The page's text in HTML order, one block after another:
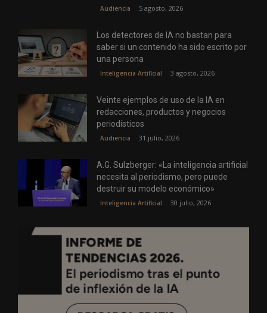
Audiencia 5 agosto, 2026
Los detectores de IA no bastan para
saber si un contenido ha sido escrito por
una persona
Inteligencia Artificial 3 agosto, 2026
Veinte ejemplos de uso de la IA en
redacciones, productos y negocios
periodísticos
Audiencia 31 julio, 2026
A.G. Sulzberger: «La inteligencia artificial
necesita al periodismo, pero puede
destruir su modelo económico»
Inteligencia Artificial 30 julio, 2026